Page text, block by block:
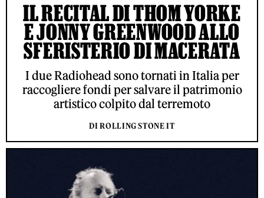
IL RECITAL DI THOM YORKE
E JONNY GREENWOOD ALLO
SFERISTERIO DI MACERATA
I due Radiohead sono tornati in Italia per
raccogliere fondi per salvare il patrimonio
artistico colpito dal terremoto
DI ROLLING STONE IT